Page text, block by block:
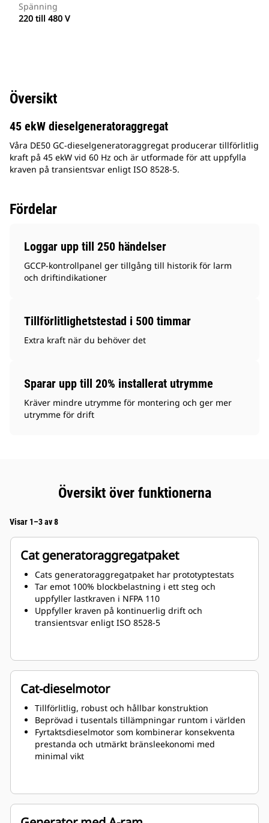
Spänning
220 till 480 V
Översikt
45 ekW dieselgeneratoraggregat
Våra DE50 GC-dieselgeneratoraggregat producerar tillförlitlig
kraft på 45 ekW vid 60 Hz och är utformade för att uppfylla
kraven på transientsvar enligt ISO 8528-5.
Fördelar
Loggar upp till 250 händelser
GCCP-kontrollpanel ger tillgång till historik för larm
och driftindikationer
Tillförlitlighetstestad i 500 timmar
Extra kraft när du behöver det
Sparar upp till 20% installerat utrymme
Kräver mindre utrymme för montering och ger mer
utrymme för drift
Översikt över funktionerna
Visar 1–3 av 8
Cat generatoraggregatpaket
Cats generatoraggregatpaket har prototyptestats
Tar emot 100% blockbelastning i ett steg och
uppfyller lastkraven i NFPA 110
Uppfyller kraven på kontinuerlig drift och
transientsvar enligt ISO 8528-5
Cat-dieselmotor
Tillförlitlig, robust och hållbar konstruktion
Beprövad i tusentals tillämpningar runtom i världen
Fyrtaktsdieselmotor som kombinerar konsekventa
prestanda och utmärkt bränsleekonomi med
minimal vikt